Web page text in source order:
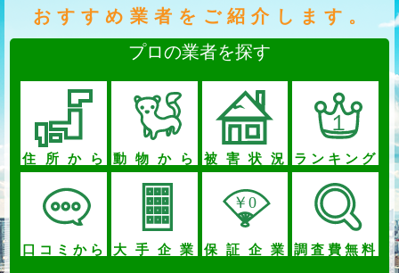
おすすめ業者をご紹介します。
プロの業者を探す
住所から 動物から 被害状況 ランキング
口コミから 大手企業 保証企業 調査費無料